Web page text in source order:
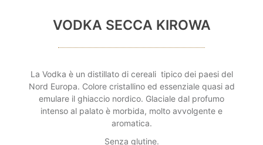
VODKA SECCA KIROWA
La Vodka è un distillato di cereali tipico dei paesi del
Nord Europa. Colore cristallino ed essenziale quasi ad
emulare il ghiaccio nordico. Glaciale dal profumo
intenso al palato è morbida, molto avvolgente e
aromatica.
Senza glutine.